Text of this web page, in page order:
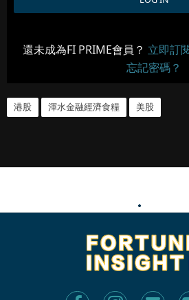
還未成為FI PRIME會員？ 立即訂
忘記密碼？
港股 渾水金融經濟食糧 美股